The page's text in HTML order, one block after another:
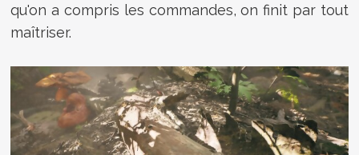
qu'on a compris les commandes, on finit par tout
maîtriser.